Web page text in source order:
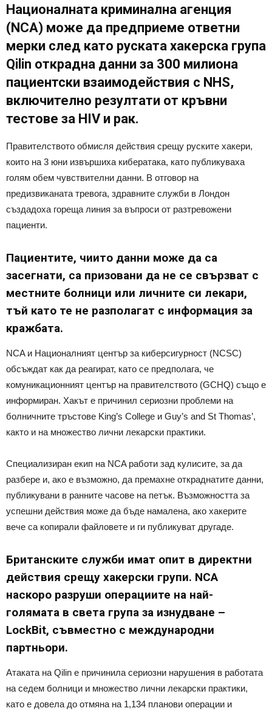
Националната криминална агенция
(NCA) може да предприеме ответни
мерки след като руската хакерска група
Qilin открадна данни за 300 милиона
пациентски взаимодействия с NHS,
включително резултати от кръвни
тестове за HIV и рак.
Правителството обмисля действия срещу руските хакери,
които на 3 юни извършиха кибератака, като публикуваха
голям обем чувствителни данни. В отговор на
предизвиканата тревога, здравните служби в Лондон
създадоха гореща линия за въпроси от разтревожени
пациенти.
Пациентите, чиито данни може да са
засегнати, са призовани да не се свързват с
местните болници или личните си лекари,
тъй като те не разполагат с информация за
кражбата.
NCA и Националният център за киберсигурност (NCSC)
обсъждат как да реагират, като се предполага, че
комуникационният център на правителството (GCHQ) също е
информиран. Хакът е причинил сериозни проблеми на
болничните тръстове King’s College и Guy’s and St Thomas’,
както и на множество лични лекарски практики.
Специализиран екип на NCA работи зад кулисите, за да
разбере и, ако е възможно, да премахне откраднатите данни,
публикувани в ранните часове на петък. Възможността за
успешни действия може да бъде намалена, ако хакерите
вече са копирали файловете и ги публикуват другаде.
Британските служби имат опит в директни
действия срещу хакерски групи. NCA
наскоро разруши операциите на най-
голямата в света група за изнудване –
LockBit, съвместно с международни
партньори.
Атаката на Qilin е причинила сериозни нарушения в работата
на седем болници и множество лични лекарски практики,
като е довела до отмяна на 1,134 планови операции и